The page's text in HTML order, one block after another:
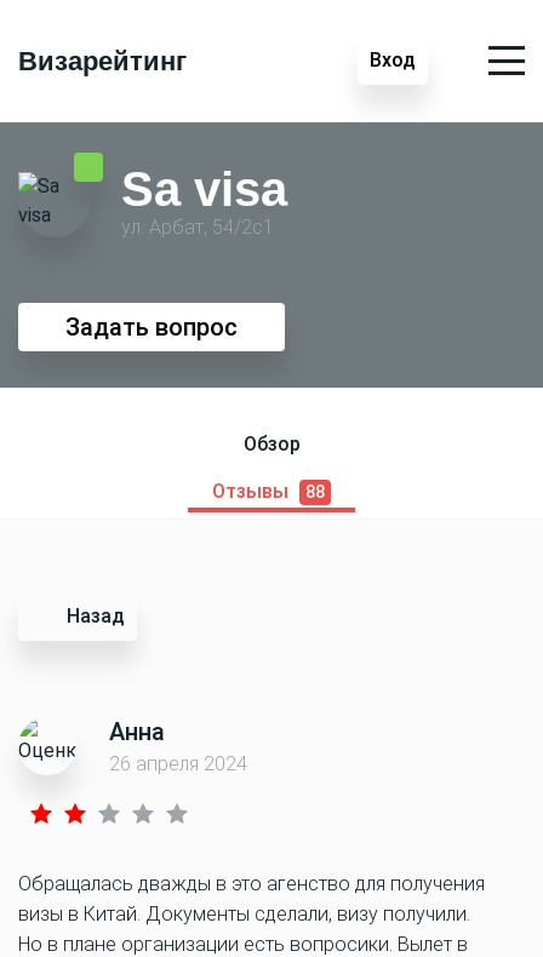
Визарейтинг Вход
Sa visa
ул. Арбат, 54/2с1
Задать вопрос
Обзор
Отзывы 88
Назад
Анна
26 апреля 2024
Обращалась дважды в это агенство для получения
визы в Китай. Документы сделали, визу получили.
Но в плане организации есть вопросики. Вылет в